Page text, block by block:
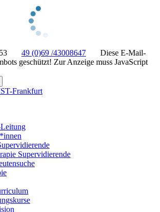
49 (0)69 /43008647
Diese E-Mail-
geschützt! Zur Anzeige muss JavaScript
Supervidierende